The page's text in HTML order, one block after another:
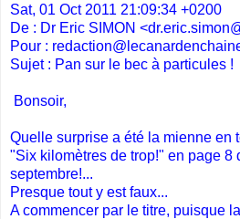
Sat, 01 Oct 2011 21:09:34 +0200
De : Dr Eric SIMON
Pour :
Sujet : Pan sur le bec à particules !
Bonsoir,
Quelle surprise a été la mienne en
"Six kilomètres de trop!" en page 8
septembre!...
Presque tout y est faux...
A commencer par le titre, puisque